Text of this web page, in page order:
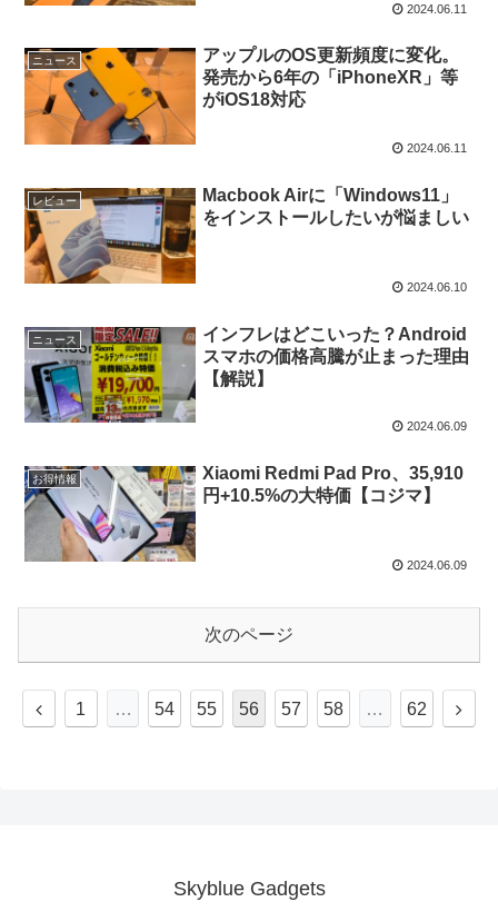
2024.06.11
ニュース
アップルのOS更新頻度に変化。
発売から6年の「iPhoneXR」等
がiOS18対応
2024.06.11
レビュー
Macbook Airに「Windows11」
をインストールしたいが悩ましい
2024.06.10
ニュース
インフレはどこいった？Android
スマホの価格高騰が止まった理由
【解説】
2024.06.09
お得情報
Xiaomi Redmi Pad Pro、35,910
円+10.5%の大特価【コジマ】
2024.06.09
次のページ
前
1 … 54 55 56 57 58 … 62
次
Skyblue Gadgets